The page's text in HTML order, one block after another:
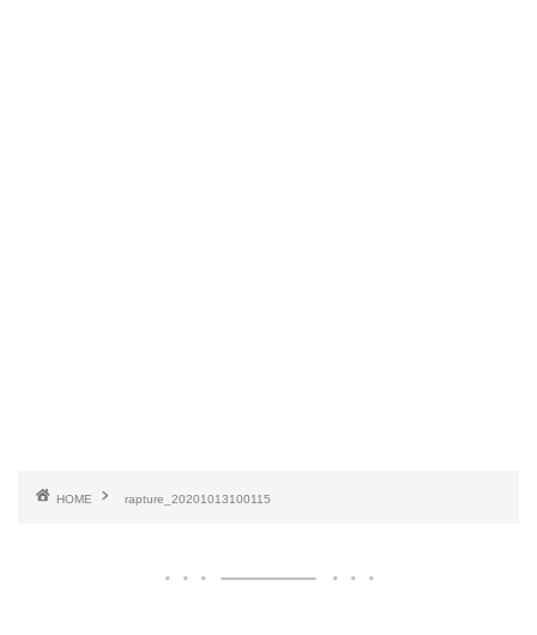
HOME rapture_20201013100115